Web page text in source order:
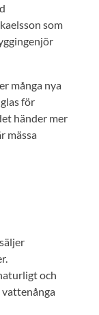
som
många nya
för
händer mer
mässa
och